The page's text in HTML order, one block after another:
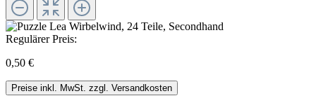
Regulärer Preis:
0,50 €
Preise inkl. MwSt. zzgl. Versandkosten